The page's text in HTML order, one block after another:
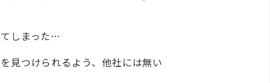
しまった…
見つけられるよう、他社には無い